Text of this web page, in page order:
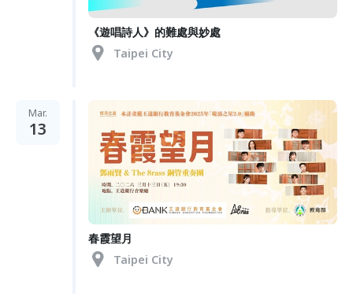
《遊唱詩人》的難處與妙處
Taipei City
Mar.
13
春霞望月
Taipei City